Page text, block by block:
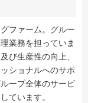
ファーム。グルー
業務を担っていま
び生産性の向上、
ショナルへのサポ
ープ全体のサービ
ています。